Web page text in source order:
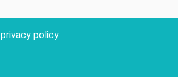
privacy policy